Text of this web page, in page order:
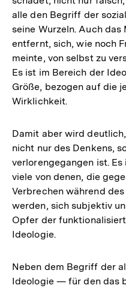
alle den Begriff der
seine Wurzeln. Auch
entfernt, sich, wie noch
meinte, von selbst zu
Es ist im Bereich der
Größe, bezogen auf die
Wirklichkeit.
Damit aber wird
nicht nur des Denkens,
verlorengegangen ist.
viele von denen, die
Verbrechen während
werden, sich subjektiv
Opfer der
Ideologie.
Neben dem Begriff der
Ideologie — für den das